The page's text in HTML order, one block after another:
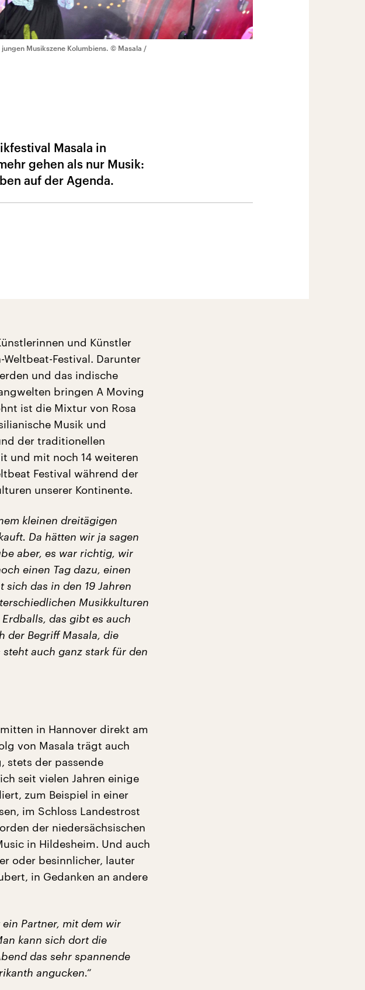
Musikszene Kolumbiens. © Masala /
Masala in
gehen als nur Musik:
auf der Agenda.
und Künstler
Festival. Darunter
und das indische
bringen A Moving
ist die Mixtur von Rosa
Musik und
der traditionellen
und mit noch 14 weiteren
Festival während der
unserer Kontinente.
kleinen dreitägigen
Da hätten wir ja sagen
aber, es war richtig, wir
einen Tag dazu, einen
sich das in den 19 Jahren
Musikkulturen
das gibt es auch
der Begriff Masala, die
auch ganz stark für den
in Hannover direkt am
von Masala trägt auch
stets der passende
seit vielen Jahren einige
zum Beispiel in einer
im Schloss Landestrost
der niedersächsischen
in Hildesheim. Und auch
oder besinnlicher, lauter
in Gedanken an andere
Partner, mit dem wir
kann sich dort die
das sehr spannende
angucken.“